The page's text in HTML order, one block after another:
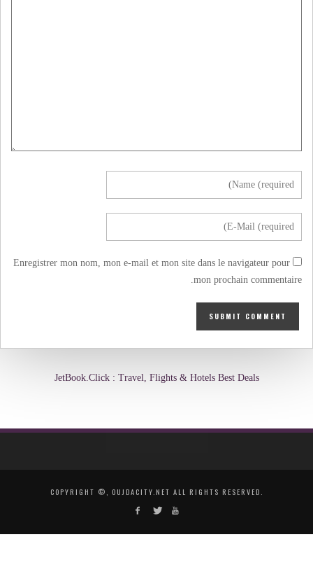
Enregistrer mon nom, mon e-mail et mon site dans le navigateur pour
mon prochain commentaire.
JetBook.Click : Travel, Flights & Hotels Best Deals
COPYRIGHT ©, OUJDACITY.NET ALL RIGHTS RESERVED.